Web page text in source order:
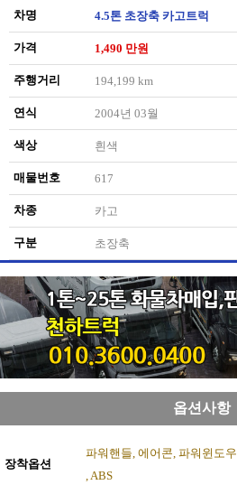
차명 4.5톤 초장축 카고트럭
가격 1,490 만원
주행거리 194,199 km
연식 2004년 03월
색상 흰색
매물번호 617
차종 카고
구분 초장축
옵션사항
장착옵션
파워핸들 에어콘 파워윈도우
ABS